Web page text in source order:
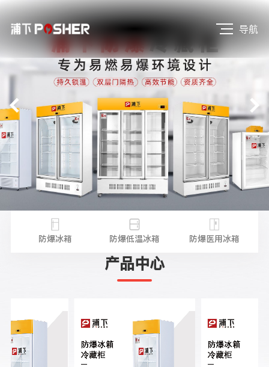
导航
防爆冰箱 防爆低温冰箱 防爆医用冰箱
产品中心